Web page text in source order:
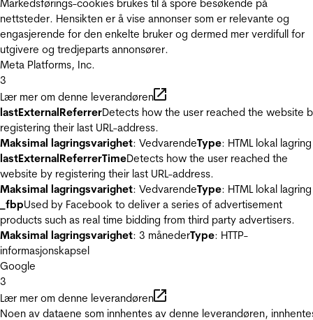
Markedsførings-cookies brukes til å spore besøkende på
nettsteder. Hensikten er å vise annonser som er relevante og
engasjerende for den enkelte bruker og dermed mer verdifull for
utgivere og tredjeparts annonsører.
Meta Platforms, Inc.
3
Lær mer om denne leverandøren
lastExternalReferrerDetects how the user reached the website
registering their last URL-address.
Maksimal lagringsvarighet: VedvarendeType: HTML lokal lagring
lastExternalReferrerTimeDetects how the user reached the
website by registering their last URL-address.
Maksimal lagringsvarighet: VedvarendeType: HTML lokal lagring
_fbpUsed by Facebook to deliver a series of advertisement
products such as real time bidding from third party advertisers.
Maksimal lagringsvarighet: 3 månederType: HTTP-
informasjonskapsel
Google
3
Lær mer om denne leverandøren
Noen av dataene som innhentes av denne leverandøren,